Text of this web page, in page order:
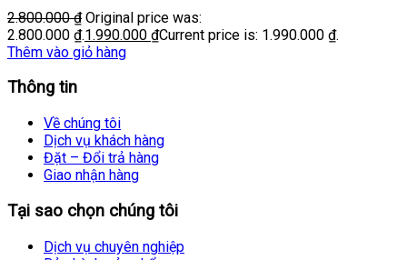
2.800.000₫ Original price was:
2.800.000 ₫.1.990.000 ₫Current price is: 1.990.000 ₫.
Thêm vào giỏ hàng
Thông tin
Về chúng tôi
Dịch vụ khách hàng
Đặt – Đổi trả hàng
Giao nhận hàng
Tại sao chọn chúng tôi
Dịch vụ chuyên nghiệp